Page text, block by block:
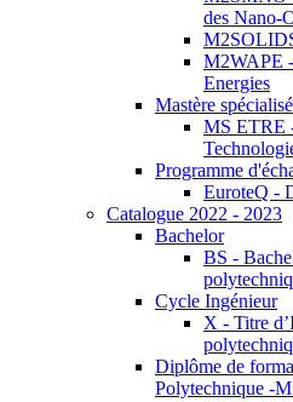
des Nano-
M2WAPE
Energies
Mastère
MS ETRE
Programme
EuroteQ -
Catalogue 2022 - 2023
Bachelor
BS -
Cycle Ingénieur
X - Titre
Diplôme de
Polytechnique -